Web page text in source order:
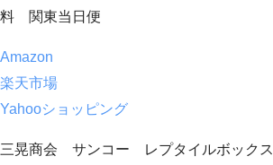
料 関東当日便
Amazon
楽天市場
Yahooショッピング
三晃商会 サンコー レプタイルボックス